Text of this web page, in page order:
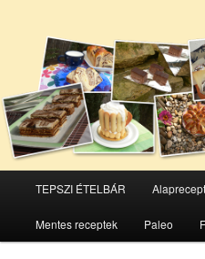
Tovább
az
Tovább
a
TEPSZI ÉTELBÁR
Mentes receptek Paleo